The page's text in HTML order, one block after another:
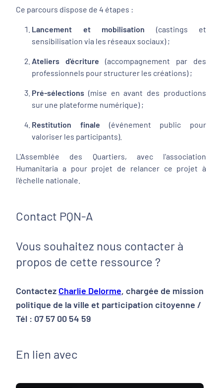
Ce parcours dispose de 4 étapes :
Lancement et mobilisation (castings et
sensibilisation via les réseaux sociaux) ;
Ateliers d'écriture (accompagnement par des
professionnels pour structurer les créations) ;
Pré-sélections (mise en avant des productions
sur une plateforme numérique) ;
Restitution finale (événement public pour
valoriser les participants).
L'Assemblée des Quartiers, avec l'association
Humanitaria a pour projet de relancer ce projet à
l'échelle nationale.
Contact PQN-A
Vous souhaitez nous contacter à
propos de cette ressource ?
Contactez Charlie Delorme, chargée de mission
politique de la ville et participation citoyenne /
Tél : 07 57 00 54 59
En lien avec